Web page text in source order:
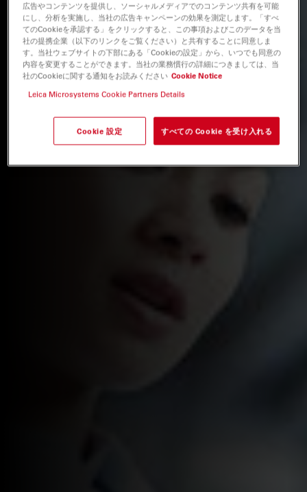
広告やコンテンツを提供し、ソーシャルメディアでのコンテンツ共有を可能
にし、分析を実施し、当社の広告キャンペーンの効果を測定します。「すべ
てのCookieを承認する」をクリックすると、この事項およびこのデータを当
社の提携企業（以下のリンクをご覧ください）と共有することに同意しま
す。当社ウェブサイトの下部にある「Cookieの設定」から、いつでも同意の
内容を変更することができます。当社の業務慣行の詳細につきましては、当
社のCookieに関する通知をお読みください Cookie Notice
Leica Microsystems Cookie Partners Details
Cookie 設定 すべての Cookie を受け入れる